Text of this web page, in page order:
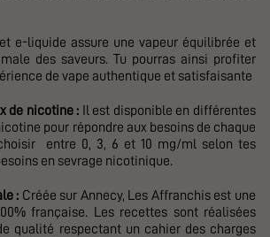
e-liquide assure une vapeur équilibrée et
des saveurs. Tu pourras ainsi profiter
de vape authentique et satisfaisante
de nicotine : Il est disponible en différentes
pour répondre aux besoins de chaque
entre 0, 3, 6 et 10 mg/ml selon tes
en sevrage nicotinique.
: Créée sur Annecy, Les Affranchisest une
française. Les recettes sont réalisées
qualité respectant un cahier des charges